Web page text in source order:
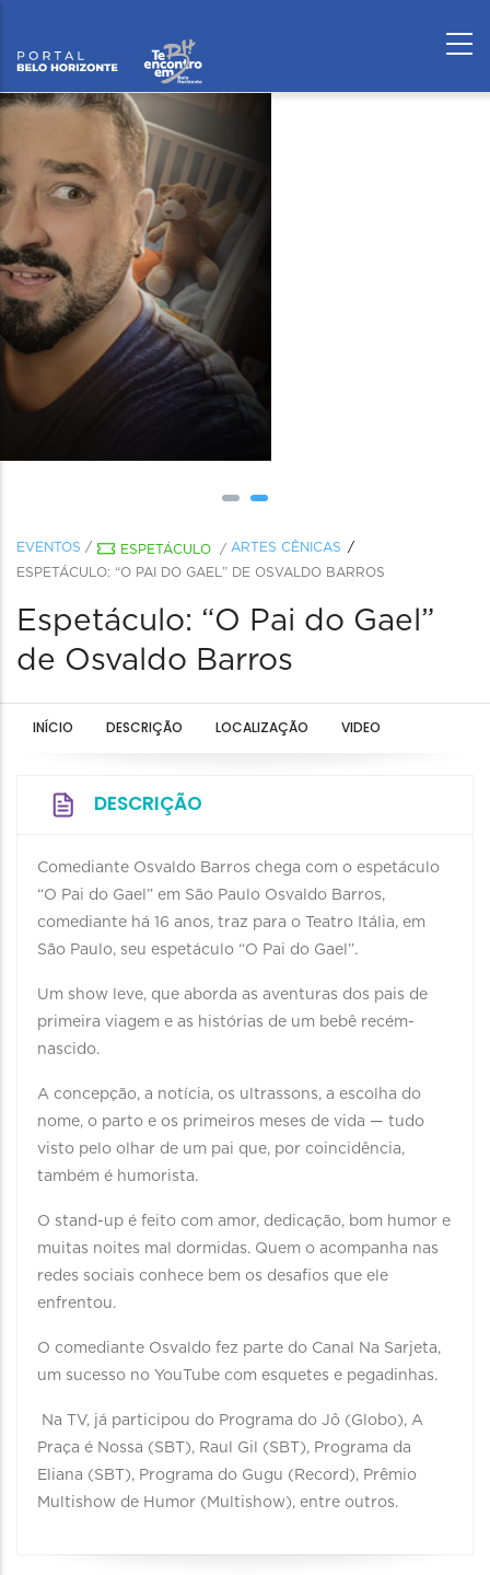
EVENTOS / ESPETÁCULO / ARTES CÊNICAS
ESPETÁCULO: “O PAI DO GAEL” DE OSVALDO BARROS
Espetáculo: “O Pai do Gael”
de Osvaldo Barros
INÍCIO DESCRIÇÃO LOCALIZAÇÃO VIDEO
DESCRIÇÃO
Comediante Osvaldo Barros chega com o espetáculo
“O Pai do Gael” em São Paulo Osvaldo Barros,
comediante há 16 anos, traz para o Teatro Itália, em
São Paulo, seu espetáculo “O Pai do Gael”.
Um show leve, que aborda as aventuras dos pais de
primeira viagem e as histórias de um bebê recém-
nascido.
A concepção, a notícia, os ultrassons, a escolha do
nome, o parto e os primeiros meses de vida — tudo
visto pelo olhar de um pai que, por coincidência,
também é humorista.
O stand-up é feito com amor, dedicação, bom humor e
muitas noites mal dormidas. Quem o acompanha nas
redes sociais conhece bem os desafios que ele
enfrentou.
O comediante Osvaldo fez parte do Canal Na Sarjeta,
um sucesso no YouTube com esquetes e pegadinhas.
Na TV, já participou do Programa do Jô (Globo), A
Praça é Nossa (SBT), Raul Gil (SBT), Programa da
Eliana (SBT), Programa do Gugu (Record), Prêmio
Multishow de Humor (Multishow), entre outros.